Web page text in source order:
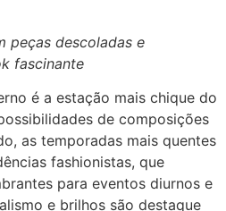
peças descoladas e
fascinante
é a estação mais chique do
de composições
as temporadas mais quentes
fashionistas, que
para eventos diurnos e
e brilhos são destaque